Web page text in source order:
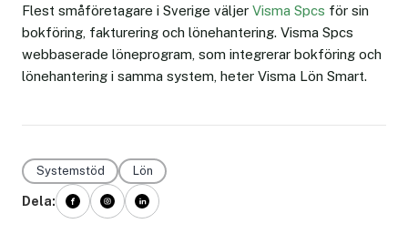
Flest småföretagare i Sverige väljer Visma Spcs för sin
bokföring, fakturering och lönehantering. Visma Spcs
webbaserade löneprogram, som integrerar bokföring och
lönehantering i samma system, heter Visma Lön Smart.
Systemstöd Lön
Dela: